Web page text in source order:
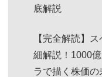
底解説
【完全解読】
細解説！1000
ラで描く株価の